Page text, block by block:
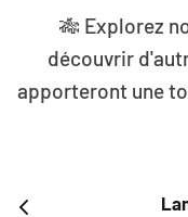
🎋 Explorez
découvrir
apporteront une